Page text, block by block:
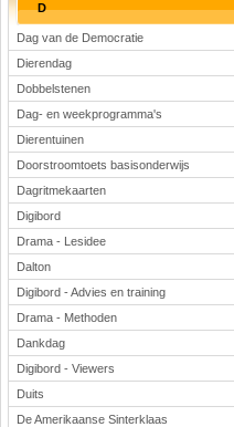
D
Dag van de Democratie
Dierendag
Dobbelstenen
Dag- en weekprogramma's
Dierentuinen
Doorstroomtoets basisonderwijs
Dagritmekaarten
Digibord
Drama - Lesidee
Dalton
Digibord - Advies en training
Drama - Methoden
Dankdag
Digibord - Viewers
Duits
De Amerikaanse Sinterklaas